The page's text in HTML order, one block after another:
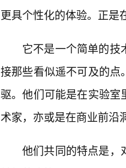
更具个性化的体验。正是
它不是一个简单的技
接那些看似遥不可及的
驱。他们可能是在实验室
术家，亦或是在商业前沿
他们共同的特点是，